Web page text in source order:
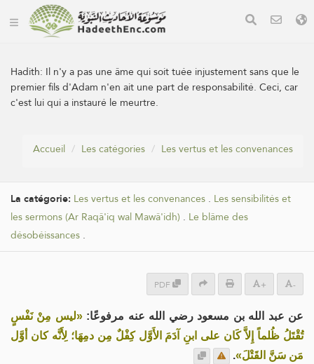
Hadith: Il n'y a pas une âme qui soit tuée injustement sans que le
premier fils d'Adam n'en ait une part de responsabilité. Ceci, car
c'est lui qui a instauré le meurtre.
Accueil Les catégories Les vertus et les convenances
La catégorie: Les vertus et les convenances . Les sensibilités et
les sermons (Ar Raqâ'iq wal Mawâ'idh) . Le blâme des
désobéissances .
PDF + -
عن عبد الله بن مسعود رضي الله عنه مرفوعًا:«ليس مِنْ نَفْسٍ
تُقْتَلُ ظُلماً إِلاَّ كَان على ابنِ آدَمَ الأَوَّل كِفْلٌ مِن دمِهَا؛ لِأَنَّه كان أوَّل
مَن سَنَّ القَتْلَ».